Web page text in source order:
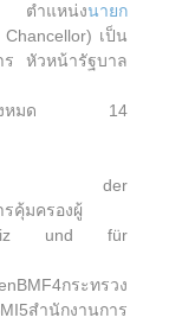
หน่งนายก
Chancellor) เป็น
ร หัวหน้ารัฐบาล
อยู่ทั้งหมด 14
der
รคุ้มครองผู้
und für
กระทรวง
สำนักงานการ